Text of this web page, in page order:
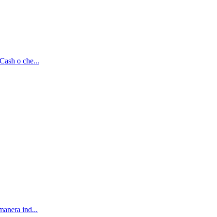
o che...
ind...